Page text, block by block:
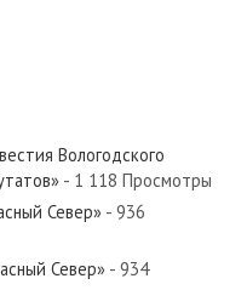
Вологодского
Вологодского
- 1 118 Просмотры
Север» - 936
Север» - 934